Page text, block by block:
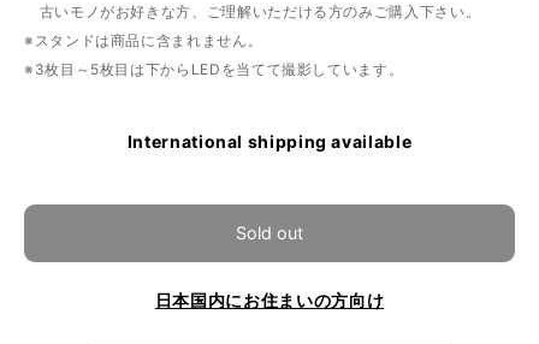
古いモノがお好きな方、ご理解いただける方のみご購入下さい。
※スタンドは商品に含まれません。
※3枚目～5枚目は下からLEDを当てて撮影しています。
International shipping available
Sold out
日本国内にお住まいの方向け